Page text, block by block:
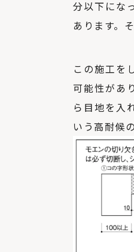
分以下にな
あります。
この施工を
可能性があ
ら目地を入
いう高耐候